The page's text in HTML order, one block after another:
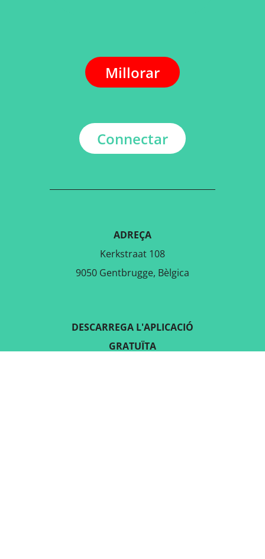
Millorar
Connectar
ADREÇA
Kerkstraat 108
9050 Gentbrugge, Bèlgica
DESCARREGA L'APLICACIÓ
GRATUÏTA